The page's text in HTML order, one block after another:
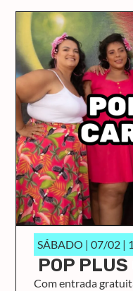
SÁBADO | 07/02 |
POP
Com entrada